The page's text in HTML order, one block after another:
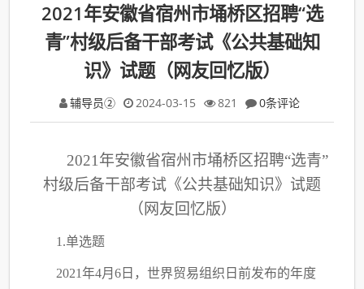
2021年安徽省宿州市埇桥区招聘“选
青”村级后备干部考试《公共基础知
识》试题（网友回忆版）
辅导员② 2024-03-15 821 0条评论
2021年安徽省宿州市埇桥区招聘“选青”
村级后备干部考试《公共基础知识》试题
（网友回忆版）
1.单选题
2021年4月6日，世界贸易组织日前发布的年度